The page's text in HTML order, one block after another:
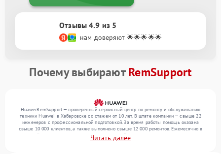
Отзывы 4.9 из 5
нам доверяют 🌟🌟🌟🌟🌟
Почему выбираютRemSupport
HuaweiRemSupport — проверенный сервисный центр по ремонту и обслуживанию
техники Huawei в Хабаровске со стажем от 10 лет. В штате компании — свыше 22
инженеров с профессиональной подготовкой. За время работы помощь оказана
свыше 10 000 клиентов, а также выполнено свыше 12 000 ремонтов. Ежемесячно в
сервисный центр поступает более 300 обращений, включая , , . Мы выполняем ремонт
различного уровня сложности и поддерживаем высокий стандарт качества благодаря
Читать далее